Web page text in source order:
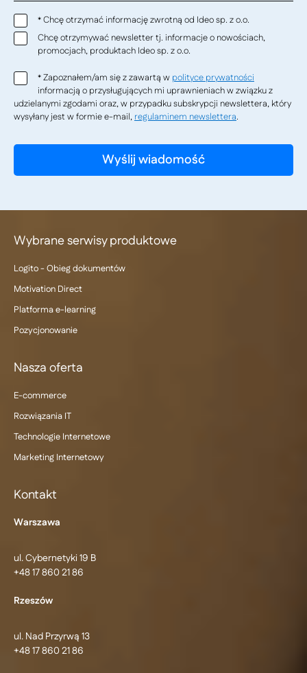
*Chcę otrzymać informację zwrotną od Ideo sp. z o.o.
Chcę otrzymywać newsletter tj. informacje o nowościach,
promocjach, produktach Ideo sp. z o.o.
*Zapoznałem/am się z zawartą w polityce prywatności
informacją o przysługujących mi uprawnieniach w związku z
udzielanymi zgodami oraz, w przypadku subskrypcji newslettera, który
wysyłany jest w formie e-mail, regulaminem newslettera.
Wybrane serwisy produktowe
Logito - Obieg dokumentów
Motivation Direct
Platforma e-learning
Pozycjonowanie
Nasza oferta
E-commerce
Rozwiązania IT
Technologie Internetowe
Marketing Internetowy
Kontakt
Warszawa
ul. Cybernetyki 19 B
+48 17 860 21 86
Rzeszów
ul. Nad Przyrwą 13
+48 17 860 21 86